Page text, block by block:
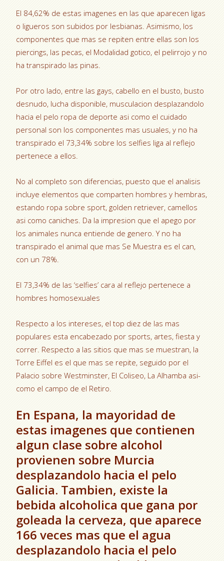
El 84,62% de estas imagenes en las que aparecen ligas
o ligueros son subidos por lesbianas. Asimismo, los
componentes que mas se repiten entre ellas son los
piercings, las pecas, el Modalidad gotico, el pelirrojo y no
ha transpirado las pinas.
Por otro lado, entre las gays, cabello en el busto, busto
desnudo, lucha disponible, musculacion desplazandolo
hacia el pelo ropa de deporte asi­ como el cuidado
personal son los componentes mas usuales, y no ha
transpirado el 73,34% sobre los selfies liga al reflejo
pertenece a ellos.
No al completo son diferencias, puesto que el analisis
incluye elementos que comparten hombres y hembras,
estando ropa sobre sport, golden retriever, camellos
asi­ como caniches. Da la impresion que el apego por
los animales nunca entiende de genero. Y no ha
transpirado el animal que mas Se Muestra es el can,
con un 78%.
El 73,34% de las ‘selfies’ cara al reflejo pertenece a
hombres homosexuales
Respecto a los intereses, el top diez de las mas
populares esta encabezado por sports, artes, fiesta y
correr. Respecto a las sitios que mas se muestran, la
Torre Eiffel es el que mas se repite, seguido por el
Palacio sobre Westminster, El Coliseo, La Alhamba asi­
como el campo de el Retiro.
En Espana, la mayoridad de
estas imagenes que contienen
algun clase sobre alcohol
provienen sobre Murcia
desplazandolo hacia el pelo
Galicia. Tambien, existe la
bebida alcoholica que gana por
goleada la cerveza, que aparece
166 veces mas que el agua
desplazandolo hacia el pelo